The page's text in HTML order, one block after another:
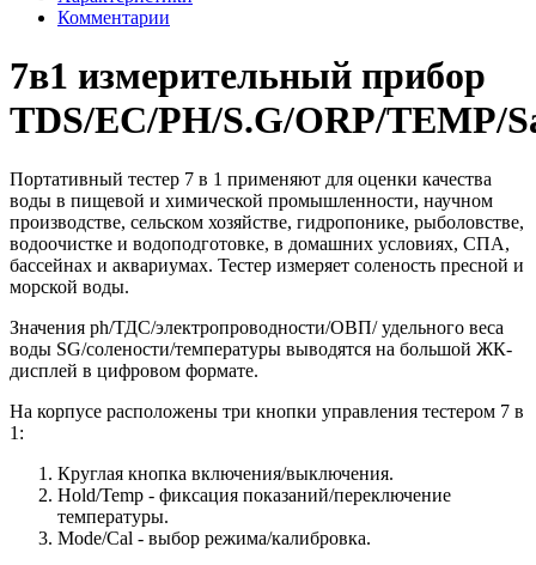
Комментарии
7в1 измерительный прибор
TDS/EC/PH/S.G/ORP/TEMP/
Портативный тестер 7 в 1 применяют для оценки качества
воды в пищевой и химической промышленности, научном
производстве, сельском хозяйстве, гидропонике, рыболовстве,
водоочистке и водоподготовке, в домашних условиях, СПА,
бассейнах и аквариумах. Тестер измеряет соленость пресной и
морской воды.
Значения ph/ТДС/электропроводности/ОВП/ удельного веса
воды SG/солености/температуры выводятся на большой ЖК-
дисплей в цифровом формате.
На корпусе расположены три кнопки управления тестером 7 в
1:
Круглая кнопка включения/выключения.
Hold/Temp - фиксация показаний/переключение
температуры.
Mode/Cal - выбор режима/калибровка.